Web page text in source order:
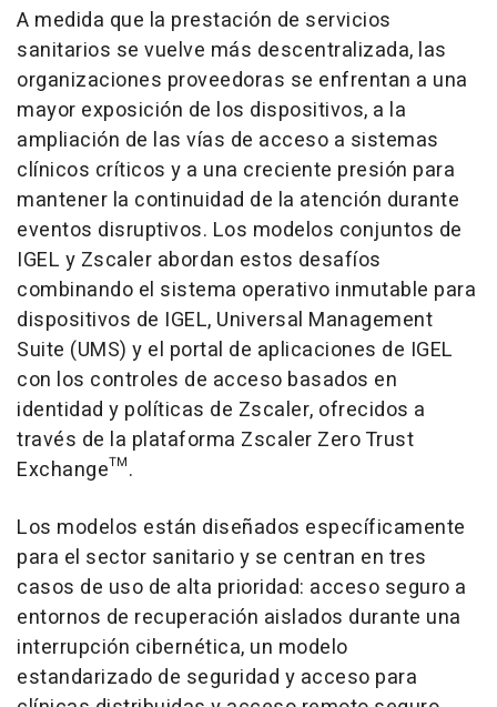
A medida que la prestación de servicios
sanitarios se vuelve más descentralizada, las
organizaciones proveedoras se enfrentan a una
mayor exposición de los dispositivos, a la
ampliación de las vías de acceso a sistemas
clínicos críticos y a una creciente presión para
mantener la continuidad de la atención durante
eventos disruptivos. Los modelos conjuntos de
IGEL y Zscaler abordan estos desafíos
combinando el sistema operativo inmutable para
dispositivos de IGEL, Universal Management
Suite (UMS) y el portal de aplicaciones de IGEL
con los controles de acceso basados en
identidad y políticas de Zscaler, ofrecidos a
través de la plataforma Zscaler Zero Trust
Exchange™.
Los modelos están diseñados específicamente
para el sector sanitario y se centran en tres
casos de uso de alta prioridad: acceso seguro a
entornos de recuperación aislados durante una
interrupción cibernética, un modelo
estandarizado de seguridad y acceso para